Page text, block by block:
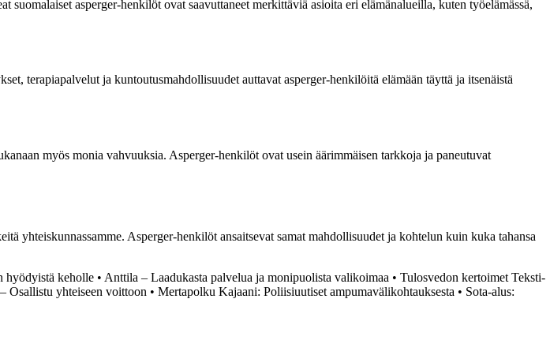
asperger-henkilöt ovat saavuttaneet merkittäviä asioita eri elämänalueilla, kuten työelämässä,
terapiapalvelut ja kuntoutusmahdollisuudet auttavat asperger-henkilöitä elämään täyttä ja itsenäistä
myös monia vahvuuksia. Asperger-henkilöt ovat usein äärimmäisen tarkkoja ja paneutuvat
yhteiskunnassamme. Asperger-henkilöt ansaitsevat samat mahdollisuudet ja kohtelun kuin kuka tahansa
hyödyistä keholle • Anttila – Laadukasta palvelua ja monipuolista valikoimaa • Tulosvedon kertoimet Teksti-
Osallistu yhteiseen voittoon • Mertapolku Kajaani: Poliisiuutiset ampumavälikohtauksesta • Sota-alus: